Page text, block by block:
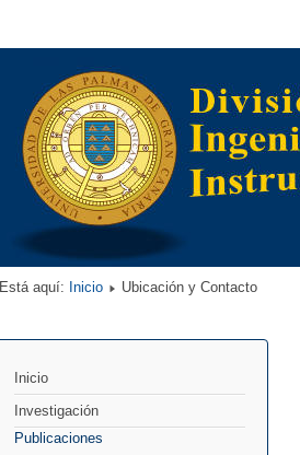
Está aquí: Inicio Ubicación y Contacto
Inicio
Investigación
Publicaciones